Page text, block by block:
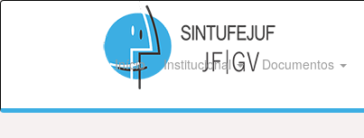
Início Institucional Documentos